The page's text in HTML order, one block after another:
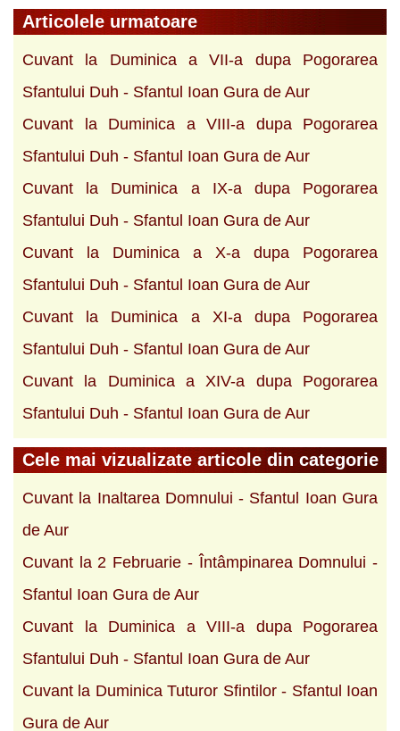
Articolele urmatoare
Cuvant la Duminica a VII-a dupa Pogorarea
Sfantului Duh - Sfantul Ioan Gura de Aur
Cuvant la Duminica a VIII-a dupa Pogorarea
Sfantului Duh - Sfantul Ioan Gura de Aur
Cuvant la Duminica a IX-a dupa Pogorarea
Sfantului Duh - Sfantul Ioan Gura de Aur
Cuvant la Duminica a X-a dupa Pogorarea
Sfantului Duh - Sfantul Ioan Gura de Aur
Cuvant la Duminica a XI-a dupa Pogorarea
Sfantului Duh - Sfantul Ioan Gura de Aur
Cuvant la Duminica a XIV-a dupa Pogorarea
Sfantului Duh - Sfantul Ioan Gura de Aur
Cele mai vizualizate articole din categorie
Cuvant la Inaltarea Domnului - Sfantul Ioan Gura
de Aur
Cuvant la 2 Februarie - Întâmpinarea Domnului -
Sfantul Ioan Gura de Aur
Cuvant la Duminica a VIII-a dupa Pogorarea
Sfantului Duh - Sfantul Ioan Gura de Aur
Cuvant la Duminica Tuturor Sfintilor - Sfantul Ioan
Gura de Aur